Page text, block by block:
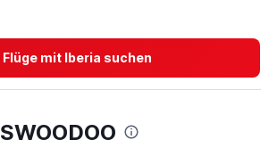
Flüge mit Iberia suchen